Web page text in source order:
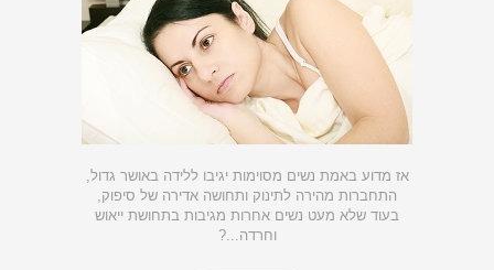
אז מדוע באמת נשים מסוימות יגיבו ללידה באושר גדול,
התחברות מהירה לתינוק ותחושה אדירה של סיפוק,
בעוד שלא מעט נשים אחרות מגיבות בתחושת ייאוש
וחרדה...?